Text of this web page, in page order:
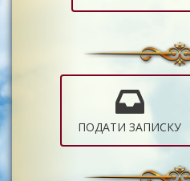
ПОДАТИ ЗАПИСКУ